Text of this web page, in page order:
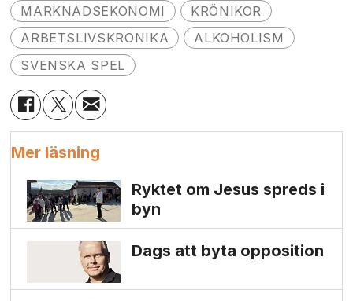
MARKNADSEKONOMI
KRÖNIKOR
ARBETSLIVSKRÖNIKA
ALKOHOLISM
SVENSKA SPEL
Mer läsning
Ryktet om Jesus spreds i
byn
Dags att byta opposition